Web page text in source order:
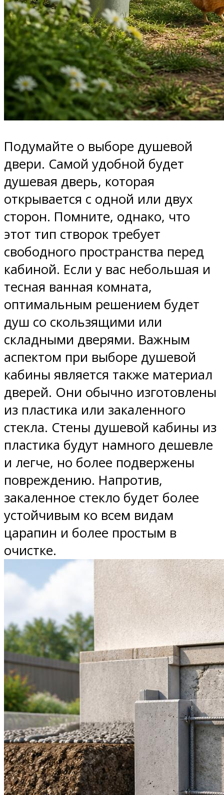
Подумайте о выборе душевой
двери. Самой удобной будет
душевая дверь, которая
открывается с одной или двух
сторон. Помните, однако, что
этот тип створок требует
свободного пространства перед
кабиной. Если у вас небольшая и
тесная ванная комната,
оптимальным решением будет
душ со скользящими или
складными дверями. Важным
аспектом при выборе душевой
кабины является также материал
дверей. Они обычно изготовлены
из пластика или закаленного
стекла. Стены душевой кабины из
пластика будут намного дешевле
и легче, но более подвержены
повреждению. Напротив,
закаленное стекло будет более
устойчивым ко всем видам
царапин и более простым в
очистке.